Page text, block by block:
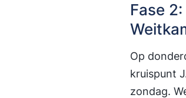
Fase
Op
kruispunt
zondag.